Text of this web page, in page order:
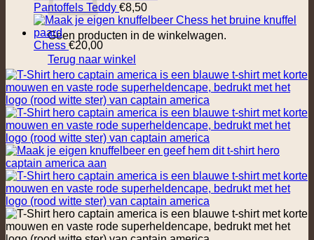
Geen producten in de winkelwagen.
Terug naar winkel
Pantoffels Teddy €8,50
Chess €20,00